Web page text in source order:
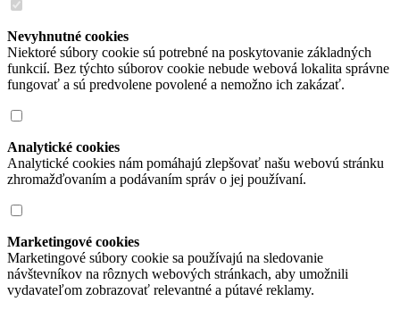
Nevyhnutné cookies
Niektoré súbory cookie sú potrebné na poskytovanie základných
funkcií. Bez týchto súborov cookie nebude webová lokalita správne
fungovať a sú predvolene povolené a nemožno ich zakázať.
Analytické cookies
Analytické cookies nám pomáhajú zlepšovať našu webovú stránku
zhromažďovaním a podávaním správ o jej používaní.
Marketingové cookies
Marketingové súbory cookie sa používajú na sledovanie
návštevníkov na rôznych webových stránkach, aby umožnili
vydavateľom zobrazovať relevantné a pútavé reklamy.